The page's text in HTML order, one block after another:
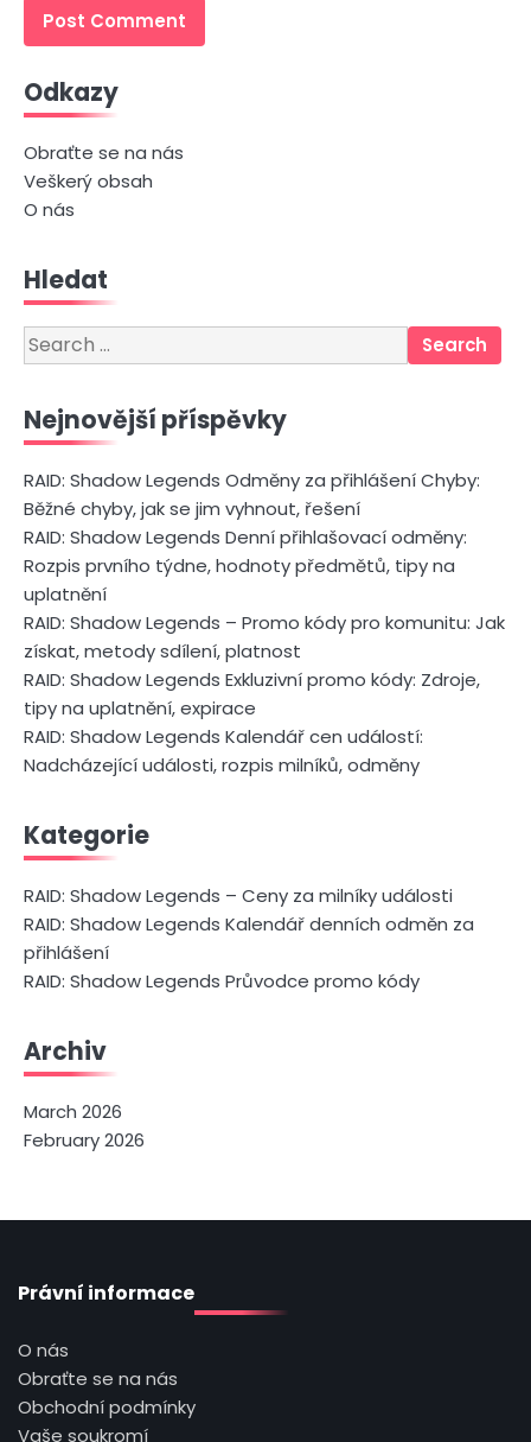
Odkazy
Obraťte se na nás
Veškerý obsah
O nás
Hledat
Search
for:
Nejnovější příspěvky
RAID: Shadow Legends Odměny za přihlášení Chyby:
Běžné chyby, jak se jim vyhnout, řešení
RAID: Shadow Legends Denní přihlašovací odměny:
Rozpis prvního týdne, hodnoty předmětů, tipy na
uplatnění
RAID: Shadow Legends – Promo kódy pro komunitu: Jak
získat, metody sdílení, platnost
RAID: Shadow Legends Exkluzivní promo kódy: Zdroje,
tipy na uplatnění, expirace
RAID: Shadow Legends Kalendář cen událostí:
Nadcházející události, rozpis milníků, odměny
Kategorie
RAID: Shadow Legends – Ceny za milníky události
RAID: Shadow Legends Kalendář denních odměn za
přihlášení
RAID: Shadow Legends Průvodce promo kódy
Archiv
March 2026
February 2026
Právní informace
O nás
Obraťte se na nás
Obchodní podmínky
Vaše soukromí